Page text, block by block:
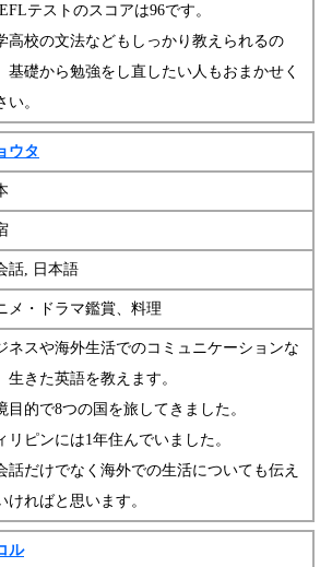
テストのスコアは96です。
高校の文法などもしっかり教えられるの
基礎から勉強をし直したい人もおまかせく
い。
ウタ
話, 日本語
メ・ドラマ鑑賞、料理
ネスや海外生活でのコミュニケーションな
生きた英語を教えます。
目的で8つの国を旅してきました。
リピンには1年住んでいました。
話だけでなく海外での生活についても伝え
ければと思います。
ル